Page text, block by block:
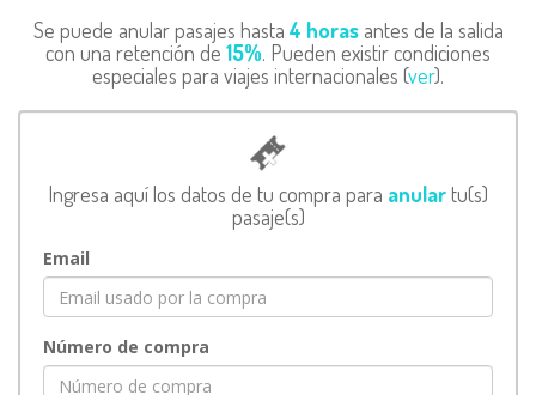
Se puede anular pasajes hasta 4 horasantes de la salida
con una retención de 15%. Pueden existir condiciones
especiales para viajes internacionales (ver).
Ingresa aquí los datos de tu compra para anulartu(s)
pasaje(s)
Email
Número de compra